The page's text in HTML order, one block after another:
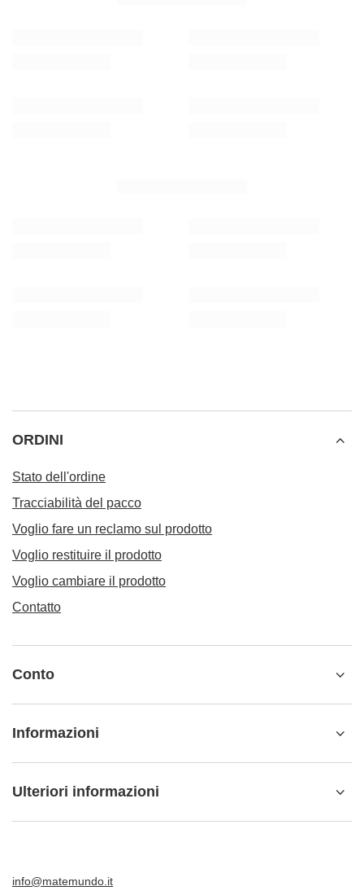
ORDINI
Stato dell'ordine
Tracciabilità del pacco
Voglio fare un reclamo sul prodotto
Voglio restituire il prodotto
Voglio cambiare il prodotto
Contatto
Conto
Informazioni
Ulteriori informazioni
info@matemundo.it